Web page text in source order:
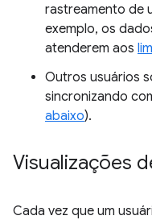
rastreamento de
exemplo, os
atenderem aos
Outros usuários
sincronizando
abaixo).
Visualizações
Cada vez que um